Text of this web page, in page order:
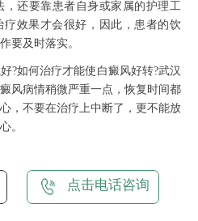
还要靠患者自身或家属的护理工
疗效果才会很好，因此，患者的饮
要及时落实。
如何治疗才能使白癜风好转?武汉
风病情稍微严重一点，恢复时间都
，不要在治疗上中断了，更不能放
。
点击电话咨询